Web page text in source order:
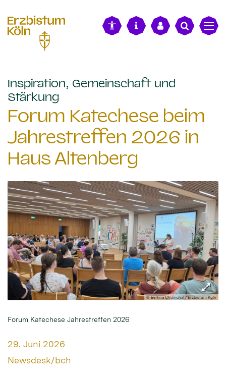
Inspiration, Gemeinschaft und
Stärkung
Forum Katechese beim
Jahrestreffen 2026 in
Haus Altenberg
© Bettina Chumchal / Erzbistum Köln
Forum Katechese Jahrestreffen 2026
Datum:
29. Juni 2026
Von:
Newsdesk/bch